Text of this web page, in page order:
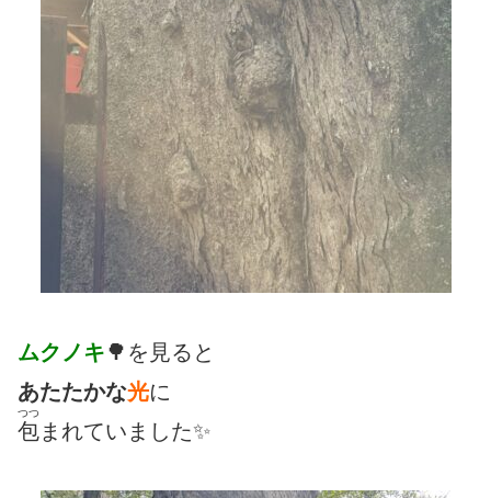
ムクノキ🌳を見ると
あたたかな光に
包
つつ
まれていました✨